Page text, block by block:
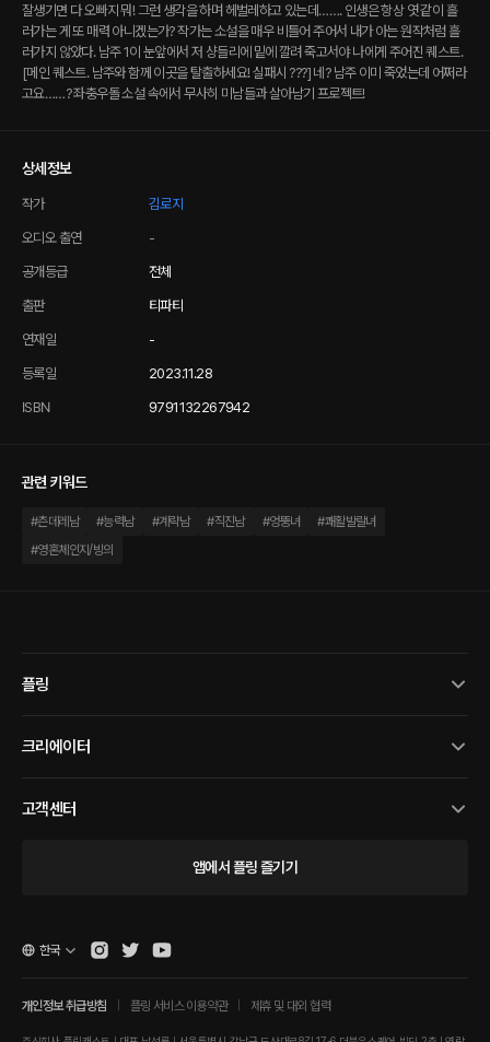
잘생기면 다 오빠지 뭐! 그런 생각을 하며 헤벌레하고 있는데……. 인생은 항상 엿 같이 흘
러가는 게 또 매력 아니겠는가? 작가는 소설을 매우 비틀어 주어서 내가 아는 원작처럼 흘
러가지 않았다. 남주 1이 눈앞에서 저 샹들리에 밑에 깔려 죽고서야 나에게 주어진 퀘스트.
[메인 퀘스트. 남주와 함께 이곳을 탈출하세요! 실패시 ???] 네? 남주 이미 죽었는데 어쩌라
고요……? 좌충우돌 소설 속에서 무사히 미남들과 살아남기 프로젝트!
상세정보
작가 김로지
오디오 출연 -
공개등급 전체
출판 티파티
연재일 -
등록일 2023.11.28
ISBN 9791132267942
관련 키워드
#츤데레남 #능력남 #계략남 #직진남 #엉뚱녀 #쾌활발랄녀
#영혼체인지/빙의
플링
크리에이터
고객센터
앱에서 플링 즐기기
개인정보 취급방침 플링 서비스 이용약관 제휴 및 대외 협력
한국